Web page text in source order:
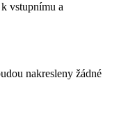
vstupnímu a
nakresleny žádné